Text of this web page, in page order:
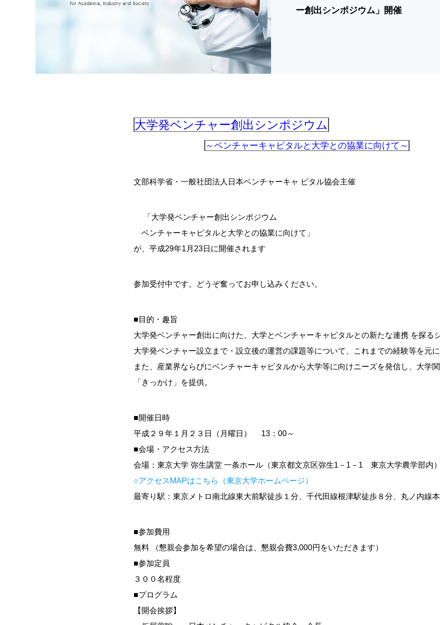
ー創出シンポジウム」開催
大学発ベンチャー創出シンポジウム
～ベンチャーキャピタルと大学との協業に向けて～
文部科学省・一般社団法人日本ベンチャーキャ ピタル協会主催
「大学発ベンチャー創出シンポジウム
ベンチャーキャピタルと大学との協業に向けて」
が、平成29年1月23日に開催されます
参加受付中です。どうぞ奮ってお申し込みください。
■目的・趣旨
大学発ベンチャー創出に向けた、大学とベンチャーキャピタルとの新たな連携 を探る
大学発ベンチャー設立まで・設立後の運営の課題等について、これまでの経験等を元に
また、産業界ならびにベンチャーキャピタルから大学等に向けニーズを発信し、大学
「きっかけ」を提供。
■開催日時
平成２９年１月２３日（月曜日） 13：00～
■会場・アクセス方法
会場：東京大学 弥生講堂 一条ホール（東京都文京区弥生1－1－1 東京大学農学部内）
○アクセスMAPはこちら（東京大学ホームページ）
最寄り駅：東京メトロ南北線東大前駅徒歩１分、千代田線根津駅徒歩８分、丸ノ内線
■参加費用
無料 （懇親会参加を希望の場合は、懇親会費3,000円をいただきます）
■参加定員
３００名程度
■プログラム
【開会挨拶】